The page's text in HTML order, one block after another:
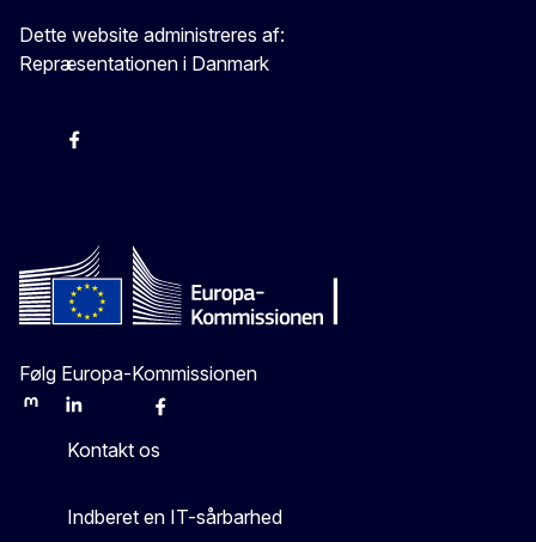
Dette website administreres af:
Repræsentationen i Danmark
Følg Europa-Kommissionen
MastodonLinkedInBlueskyFacebook
Kontakt os
Indberet en IT-sårbarhed